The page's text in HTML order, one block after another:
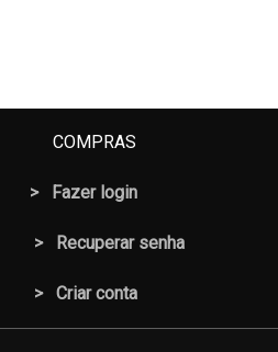
COMPRAS
> Fazer login
Recuperar senha
> Criar conta